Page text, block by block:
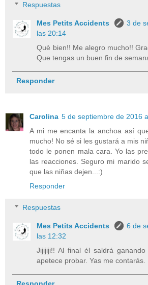
Respuestas
Mes Petits Accidents
3 de
las 20:14
Què bien!! Me alegro mucho!!
Que tengas un buen fin de
Responder
Carolina 5 de septiembre de 2016
A mi me encanta la anchoa así
mucho! No sé si les gustará a mis
todo le ponen mala cara. Yo las
las reacciones. Seguro mi marido
que las niñas dejen...:)
Responder
Respuestas
Mes Petits Accidents
6 de
las 12:32
Jijijiji!! Al final él saldrá
apetece probar. Yas me